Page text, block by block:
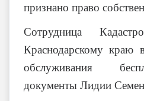
признано право
Сотрудница
Краснодарскому краю
обслуживания
документы Лидии